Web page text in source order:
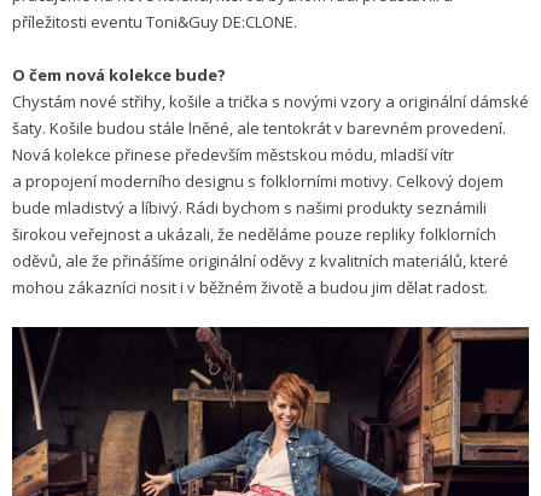
příležitosti eventu Toni&Guy DE:CLONE.
O čem nová kolekce bude?
Chystám nové střihy, košile a trička s novými vzory a originální dámské
šaty. Košile budou stále lněné, ale tentokrát v barevném provedení.
Nová kolekce přinese především městskou módu, mladší vítr
a propojení moderního designu s folklorními motivy. Celkový dojem
bude mladistvý a líbivý. Rádi bychom s našimi produkty seznámili
širokou veřejnost a ukázali, že neděláme pouze repliky folklorních
oděvů, ale že přinášíme originální oděvy z kvalitních materiálů, které
mohou zákazníci nosit i v běžném životě a budou jim dělat radost.